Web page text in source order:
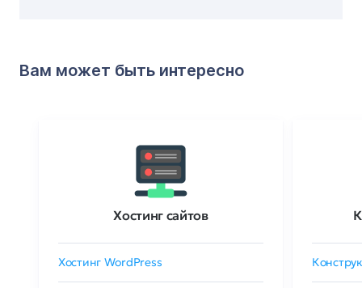
Вам может быть интересно
Хостинг сайтов
Хостинг WordPress